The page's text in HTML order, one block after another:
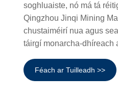
soghluaiste, nó má tá
Qingzhou Jinqi Mining
chustaiméirí nua agus
táirgí monarcha-dhíreach
Féach ar Tuilleadh >>